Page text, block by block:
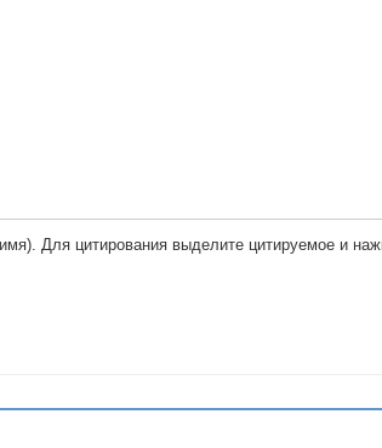
Для цитирования выделите цитируемое и